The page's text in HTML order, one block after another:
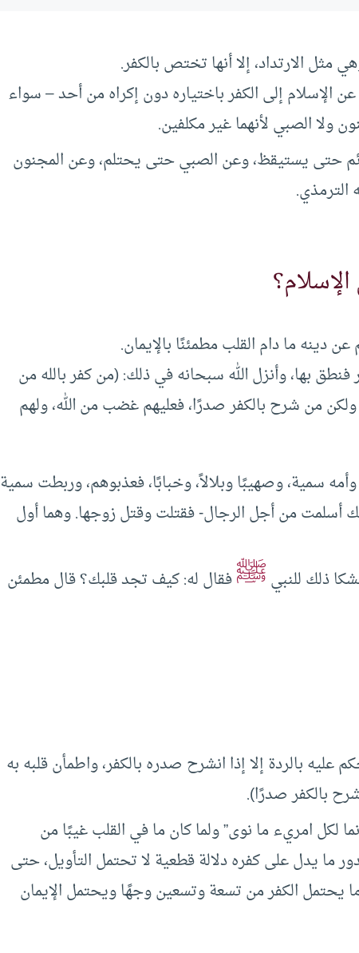
الارتداد، إلا أنها تختص بالكفر.
عن الإسلام إلى الكفر باختياره دون إكراه من أحد – سواء
ولا الصبي لأنهما غير مكلفين.
حتى يستيقظ، وعن الصبي حتى يحتلم، وعن المجنون
دينه ما دام القلب مطمئنًا بالإيمان.
فنطق بها، وأنزل الله سبحانه في ذلك: (من كفر بالله من
ولكن من شرح بالكفر صدرًا، فعليهم غضب من الله، ولهم
سمية، وصهيبًا وبلالاً، وخبابًا، فعذبوهم، وربطت سمية
أسلمت من أجل الرجال- فقتلت وقتل زوجها. وهما أول
ذلك للنبيﷺفقال له: كيف تجد قلبك؟ قال مطمئن
عليه بالردة إلا إذا انشرح صدره بالكفر، واطمأن قلبه به
بالكفر صدرًا).
لكل امريء ما نوى” ولما كان ما في القلب غيبًا من
ما يدل على كفره دلالة قطعية لا تحتمل التأويل، حتى
يحتمل الكفر من تسعة وتسعين وجهًا ويحتمل الإيمان